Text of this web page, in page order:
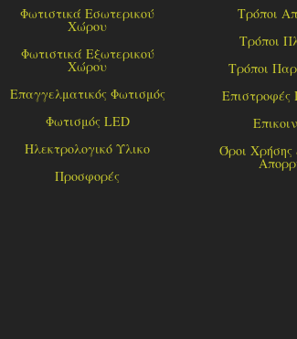
Φωτιστικά Εσωτερικού
Χώρου
Φωτιστικά Εξωτερικού
Χώρου
Επαγγελματικός Φωτισμός
Φωτισμός LED
Ηλεκτρολογικό Υλικο
Προσφορές
Τρόποι
Τρόποι
Τρόποι
Επιστροφές
Όροι Χρήσης